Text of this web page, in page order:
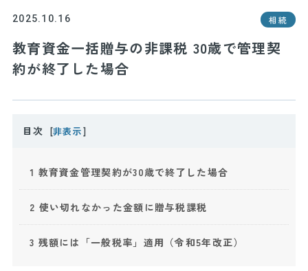
2025.10.16 相続
教育資金一括贈与の非課税 30歳で管理契
約が終了した場合
目次 [非表示]
1 教育資金管理契約が30歳で終了した場合
2 使い切れなかった金額に贈与税課税
3 残額には「一般税率」適用（令和5年改正）